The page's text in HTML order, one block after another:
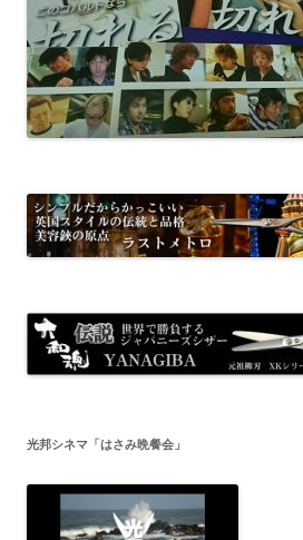
光邦シネマ「はさみ晩餐会」